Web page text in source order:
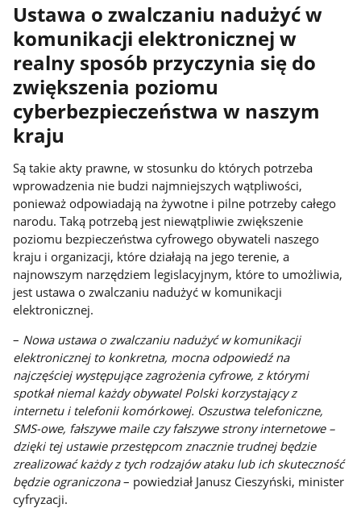
Ustawa o zwalczaniu nadużyć w
komunikacji elektronicznej w
realny sposób przyczynia się do
zwiększenia poziomu
cyberbezpieczeństwa w naszym
kraju
Są takie akty prawne, w stosunku do których potrzeba
wprowadzenia nie budzi najmniejszych wątpliwości,
ponieważ odpowiadają na żywotne i pilne potrzeby całego
narodu. Taką potrzebą jest niewątpliwie zwiększenie
poziomu bezpieczeństwa cyfrowego obywateli naszego
kraju i organizacji, które działają na jego terenie, a
najnowszym narzędziem legislacyjnym, które to umożliwia,
jest ustawa o zwalczaniu nadużyć w komunikacji
elektronicznej.
– Nowa ustawa o zwalczaniu nadużyć w komunikacji
elektronicznej to konkretna, mocna odpowiedź na
najczęściej występujące zagrożenia cyfrowe, z którymi
spotkał niemal każdy obywatel Polski korzystający z
internetu i telefonii komórkowej. Oszustwa telefoniczne,
SMS-owe, fałszywe maile czy fałszywe strony internetowe –
dzięki tej ustawie przestępcom znacznie trudnej będzie
zrealizować każdy z tych rodzajów ataku lub ich skuteczność
będzie ograniczona– powiedział Janusz Cieszyński, minister
cyfryzacji.